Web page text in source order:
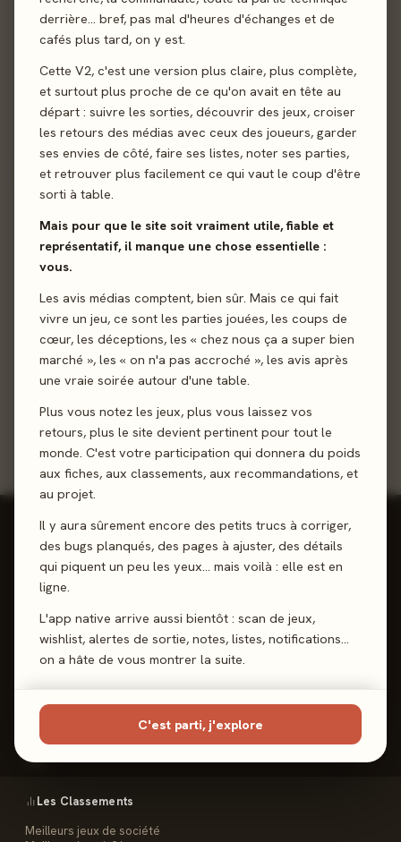
derrière… bref, pas mal d'heures d'échanges et de
cafés plus tard, on y est.
Cette V2, c'est une version plus claire, plus complète,
et surtout plus proche de ce qu'on avait en tête au
départ : suivre les sorties, découvrir des jeux, croiser
les retours des médias avec ceux des joueurs, garder
ses envies de côté, faire ses listes, noter ses parties,
et retrouver plus facilement ce qui vaut le coup d'être
sorti à table.
Mais pour que le site soit vraiment utile, fiable et
représentatif, il manque une chose essentielle :
vous.
Les avis médias comptent, bien sûr. Mais ce qui fait
vivre un jeu, ce sont les parties jouées, les coups de
cœur, les déceptions, les « chez nous ça a super bien
marché », les « on n'a pas accroché », les avis après
une vraie soirée autour d'une table.
Plus vous notez les jeux, plus vous laissez vos
retours, plus le site devient pertinent pour tout le
monde. C'est votre participation qui donnera du poids
aux fiches, aux classements, aux recommandations, et
au projet.
Il y aura sûrement encore des petits trucs à corriger,
des bugs planqués, des pages à ajuster, des détails
qui piquent un peu les yeux… mais voilà : elle est en
ligne.
L'app native arrive aussi bientôt : scan de jeux,
wishlist, alertes de sortie, notes, listes, notifications…
on a hâte de vous montrer la suite.
C'est parti, j'explore
Envoyer
Reviews, Avis & Tendances
Jeux de Société
Les Meeples
Contact
FAQ
Les Classements
Meilleurs jeux de société